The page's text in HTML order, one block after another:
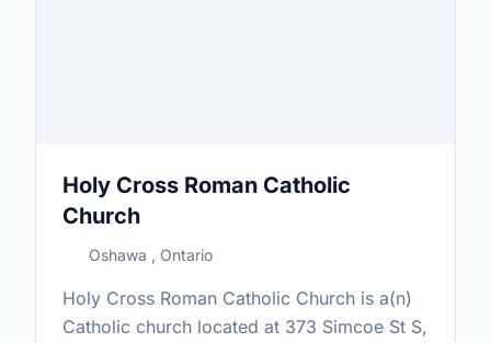
Holy Cross Roman Catholic
Church
Oshawa , Ontario
Holy Cross Roman Catholic Church is a(n)
Catholic church located at 373 Simcoe St S,